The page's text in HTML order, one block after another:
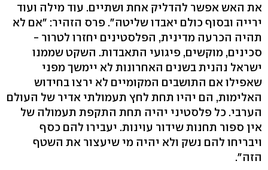
את האש אפשר להדליק אחת ושתיים. עוד מילה ועוד
ירייה ובסוף כולם יאבדו שליטה". פרס הזהיר: "אם לא
תהיה הכרעה מדינית, הפלסטינים יחזרו לטרור -
סכינים, מוקשים, פיגועי התאבדות. השקט שממנו
ישראל נהנית בשנים האחרונות לא יימשך מפני
שאפילו אם התושבים המקומיים לא ירצו בחידוש
האלימות, הם יהיו תחת לחץ תעמולתי אדיר של העולם
הערבי. כל פלסטיני יהיה תחת התקפת תעמולה של
אין ספור תחנות שידור עוינות. יעבירו להם כסף
ויבריחו להם נשק ולא יהיה מי שיעצור את השטף
הזה".